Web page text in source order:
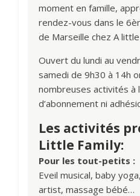
moment en famille,
rendez-vous dans le
de Marseille chez A little
Ouvert du lundi au
samedi de 9h30 à 14h
nombreuses activités à
d’abonnement ni
Les activités
Little Family:
Pour les tout-petits :
Eveil musical, baby
artist, massage bébé…